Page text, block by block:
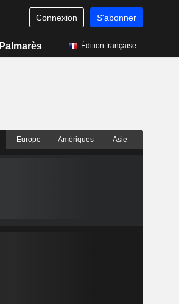
Connexion S'abonner
Palmarès Édition française
Europe Amériques Asie